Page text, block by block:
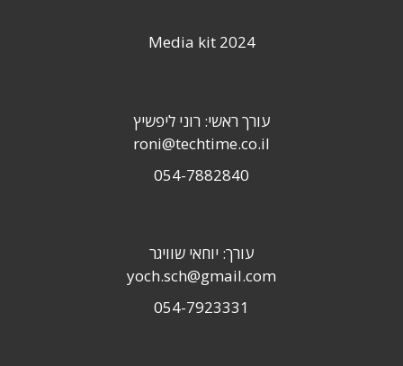
Media kit 2024
עורך ראשי: רוני ליפשיץ
roni@techtime.co.il
054-7882840
עורך: יוחאי שוויגר
yoch.sch@gmail.com
054-7923331